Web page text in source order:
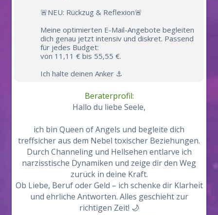
🚨NEU: Rückzug & Reflexion🚨
Meine optimierten E-Mail-Angebote begleiten
dich genau jetzt intensiv und diskret. Passend
für jedes Budget:
von 11,11 € bis 55,55 €.
Ich halte deinen Anker ⚓️
Beraterprofil:
Hallo du liebe Seele,
ich bin Queen of Angels und begleite dich
treffsicher aus dem Nebel toxischer Beziehungen.
Durch Channeling und Hellsehen entlarve ich
narzisstische Dynamiken und zeige dir den Weg
zurück in deine Kraft.
Ob Liebe, Beruf oder Geld – ich schenke dir Klarheit
und ehrliche Antworten. Alles geschieht zur
richtigen Zeit! 🌙